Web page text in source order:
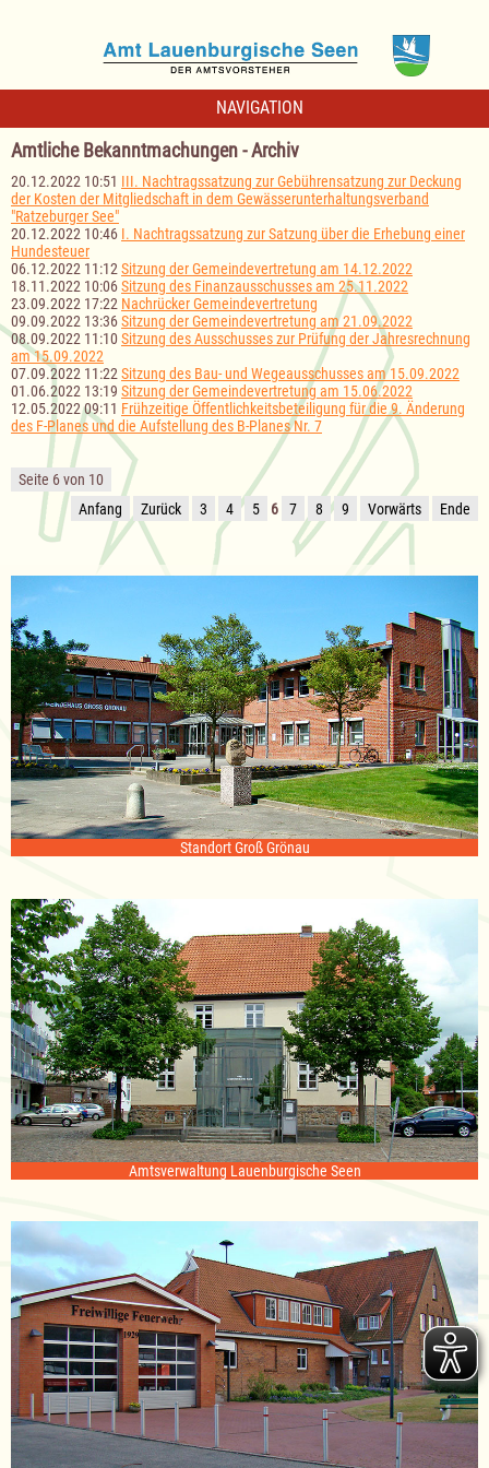
NAVIGATION
Amtliche Bekanntmachungen - Archiv
20.12.2022 10:51 III. Nachtragssatzung zur Gebührensatzung zur Deckung
der Kosten der Mitgliedschaft in dem Gewässerunterhaltungsverband
"Ratzeburger See"
20.12.2022 10:46 I. Nachtragssatzung zur Satzung über die Erhebung einer
Hundesteuer
06.12.2022 11:12 Sitzung der Gemeindevertretung am 14.12.2022
18.11.2022 10:06Sitzung des Finanzausschusses am 25.11.2022
23.09.2022 17:22 Nachrücker Gemeindevertretung
09.09.2022 13:36Sitzung der Gemeindevertretung am 21.09.2022
08.09.2022 11:10 Sitzung des Ausschusses zur Prüfung der Jahresrechnung
am 15.09.2022
07.09.2022 11:22 Sitzung des Bau- und Wegeausschusses am 15.09.2022
01.06.2022 13:19 Sitzung der Gemeindevertretung am 15.06.2022
12.05.2022 09:11 Frühzeitige Öffentlichkeitsbeteiligung für die 9. Änderung
des F-Planes und die Aufstellung des B-Planes Nr. 7
Seite 6 von 10
Anfang
Zurück 3 4 5 6 7 8 9 Vorwärts Ende
Standort Groß Grönau
Amtsverwaltung Lauenburgische Seen